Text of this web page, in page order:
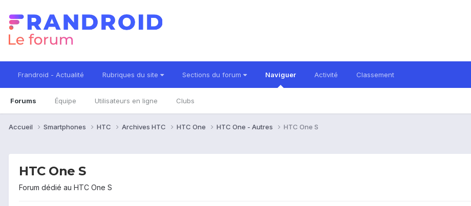
Frandroid - Actualité Rubriques du site Sections du forum Naviguer
Forums Équipe Utilisateurs en ligne Clubs
Activité Classement
Accueil Smartphones HTC Archives HTC HTC One HTC One - Autres HTC One S
HTC One S
Forum dédié au HTC One S